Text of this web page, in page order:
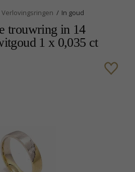
In goud
trouwring in 14
1 x 0,035 ct